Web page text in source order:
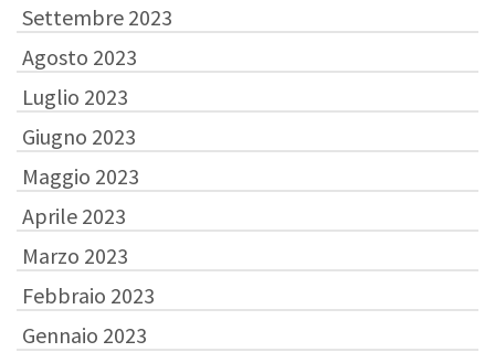
Settembre 2023
Agosto 2023
Luglio 2023
Giugno 2023
Maggio 2023
Aprile 2023
Marzo 2023
Febbraio 2023
Gennaio 2023